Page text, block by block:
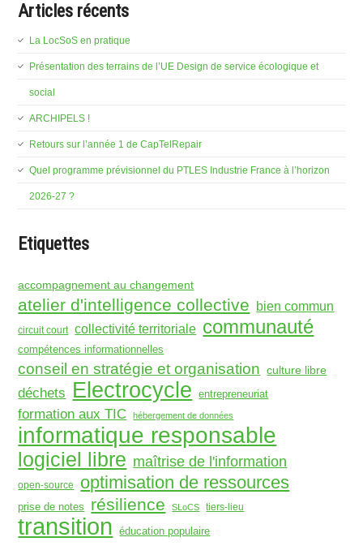
Articles récents
La LocSoS en pratique
Présentation des terrains de l’UE Design de service écologique et
social
ARCHIPELS !
Retours sur l’année 1 de CapTelRepair
Quel programme prévisionnel du PTLES Industrie France à l’horizon
2026-27 ?
Etiquettes
accompagnement au changement
atelier d'intelligence collective bien commun
circuit court collectivité territoriale communauté
compétences informationnelles
conseil en stratégie et organisation culture libre
déchets Electrocycle entrepreneuriat
formation aux TIC hébergement de données
informatique responsable
logiciel libre maîtrise de l'information
open-source optimisation de ressources
prise de notes résilience SLoCS tiers-lieu
transition éducation populaire